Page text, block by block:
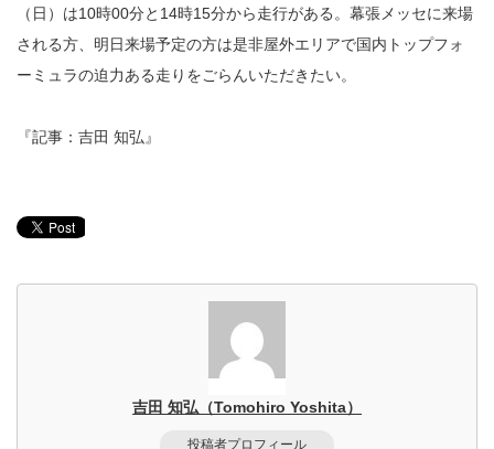
（日）は10時00分と14時15分から走行がある。幕張メッセに来場
される方、明日来場予定の方は是非屋外エリアで国内トップフォ
ーミュラの迫力ある走りをごらんいただきたい。
『記事：吉田 知弘』
吉田 知弘（Tomohiro Yoshita）
投稿者プロフィール